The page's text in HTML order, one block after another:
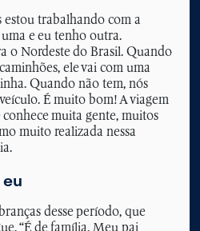
estou trabalhando com a
e eu tenho outra.
o Nordeste do Brasil. Quando
ele vai com uma
Quando não tem, nós
É muito bom! A viagem
conhece muita gente, muitos
muito realizada nessa
desse período, que